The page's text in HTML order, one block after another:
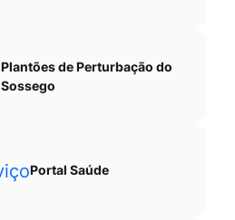
Plantões de Perturbação do
Sossego
Portal Saúde